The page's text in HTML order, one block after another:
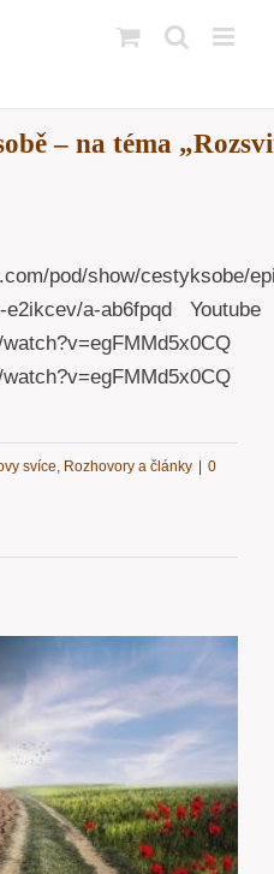
– na téma
pod/show/cestyksobe/
a-ab6fpqd Youtube
watch?v=egFMMd5x0CQ
svíce, Rozhovory a články
0